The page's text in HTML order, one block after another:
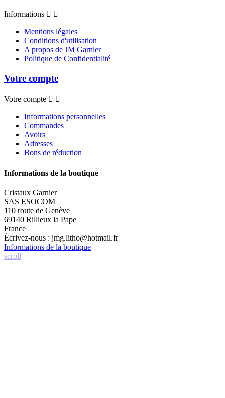
Informations  
Mentions légales
Conditions d'utilisation
A propos de JM Garnier
Politique de Confidentialité
Votre compte
Votre compte  
Informations personnelles
Commandes
Avoirs
Adresses
Bons de réduction
Informations de la boutique
Cristaux Garnier
SAS ESOCOM
110 route de Genève
69140 Rillieux la Pape
France
Écrivez-nous : jmg.litho@hotmail.fr
Informations de la boutique
scroll